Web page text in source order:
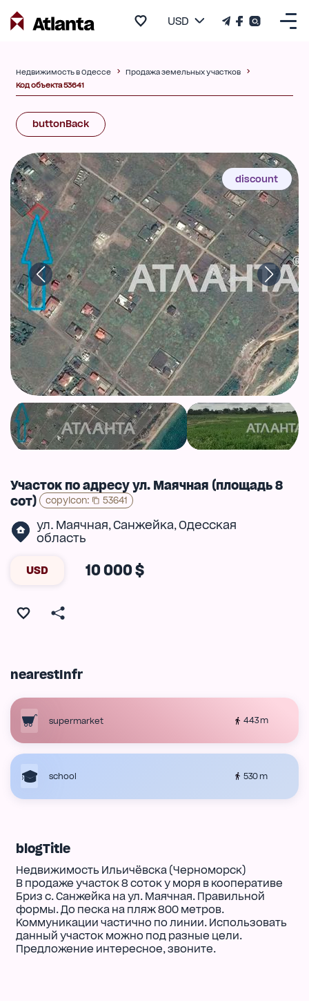
USD
Недвижимость в Одессе
Продажа земельных участков
Код объекта 53641
buttonBack
discount
Участок по адресу ул. Маячная (площадь 8
сот)
copyIcon: 53641
ул. Маячная,Санжейка,Одесская
область
USD 10 000 $
nearestInfr
supermarket 443 m
school 530 m
blogTitle
Недвижимость Ильичёвска (Черноморск)
В продаже участок 8 соток у моря в кооперативе
Бриз с. Санжейка на ул. Маячная. Правильной
формы. До песка на пляж 800 метров.
Коммуникации частично по линии. Использовать
данный участок можно под разные цели.
Предложение интересное, звоните.